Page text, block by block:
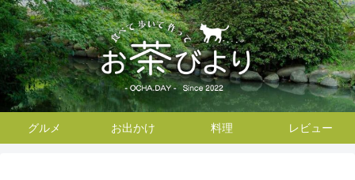
グルメ お出かけ 料理 レビュー